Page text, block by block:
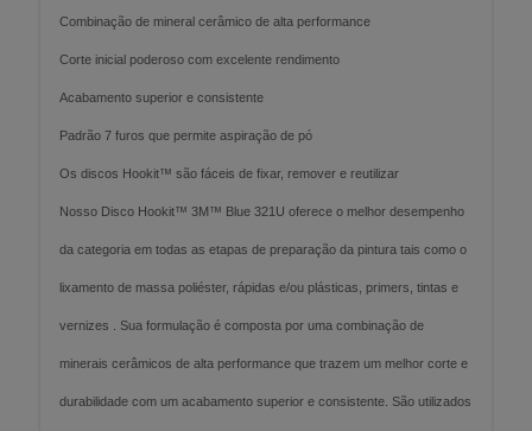
Combinação de mineral cerâmico de alta performance
Corte inicial poderoso com excelente rendimento
Acabamento superior e consistente
Padrão 7 furos que permite aspiração de pó
Os discos Hookit™ são fáceis de fixar, remover e reutilizar
Nosso Disco Hookit™ 3M™ Blue 321U oferece o melhor desempenho
da categoria em todas as etapas de preparação da pintura tais como o
lixamento de massa poliéster, rápidas e/ou plásticas, primers, tintas e
vernizes . Sua formulação é composta por uma combinação de
minerais cerâmicos de alta performance que trazem um melhor corte e
durabilidade com um acabamento superior e consistente. São utilizados